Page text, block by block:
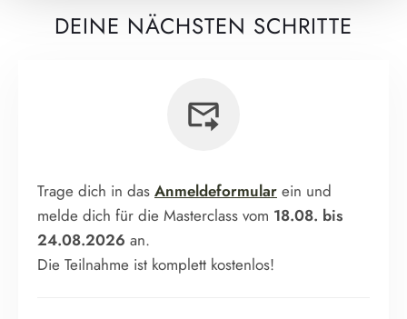
DEINE NÄCHSTEN SCHRITTE
Trage dich in das Anmeldeformular ein und
melde dich für die Masterclass vom 18.08. bis
24.08.2026 an.
Die Teilnahme ist komplett kostenlos!